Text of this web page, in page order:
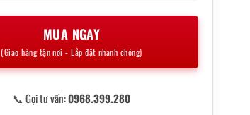
MUA NGAY
(Giao hàng tận nơi - Lắp đặt nhanh chóng)
📞 Gọi tư vấn:0968.399.280